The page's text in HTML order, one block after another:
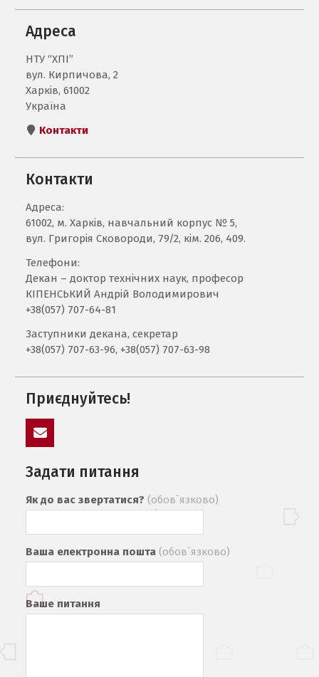
Адреса
НТУ “ХПІ”
вул. Кирпичова, 2
Харків, 61002
Україна
Контакти
Контакти
Адреса:
61002, м. Харків, навчальний корпус № 5,
вул. Григорія Сковороди, 79/2, кім. 206, 409.
Телефони:
Декан – доктор технічних наук, професор
КІПЕНСЬКИЙ Андрій Володимирович
+38(057) 707-64-81
Заступники декана, секретар
+38(057) 707-63-96, +38(057) 707-63-98
Приєднуйтесь!
Задати питання
Як до вас звертатися? (обов`язково)
Ваша електронна пошта (обов`язково)
Ваше питання